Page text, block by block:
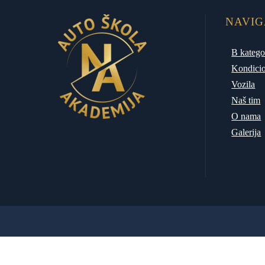
B
Vozila
Naš tim
O nama
Galerija